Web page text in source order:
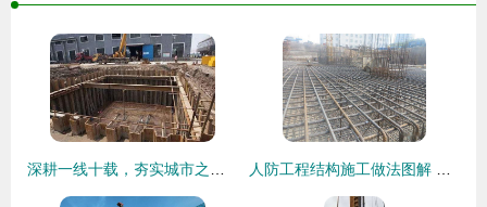
深耕一线十载，夯实城市之基——记汕头市钢板桩工程队十年施工纪实 人防工程结构施工做法图解 全套人防工程必备基础知识——地基与基础工程的施工